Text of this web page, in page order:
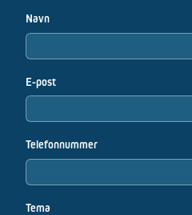
Navn
E-post
Telefonnummer
Tema